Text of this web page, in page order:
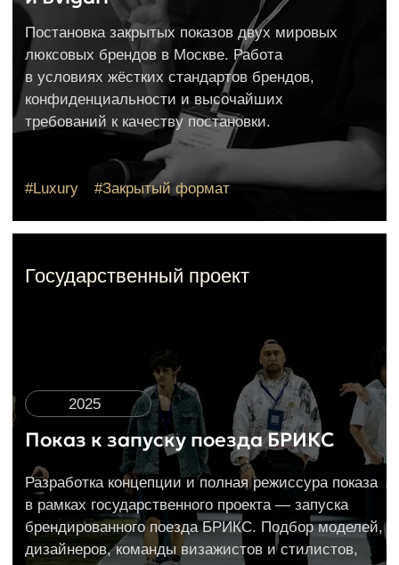
Написать мне
Интенсивы
Дети от 4 до 18 лет
Летний лагерь
2026
Взрослые от 18
до 65+ лет
Дети от 12 до 18 лет
Дети от 4 до 11 лет
Обучение
Модели от 18 до 30